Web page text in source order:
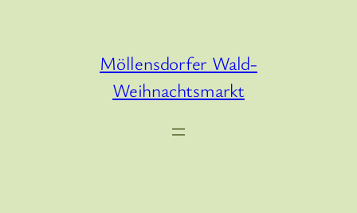
Möllensdorfer Wald-
Weihnachtsmarkt